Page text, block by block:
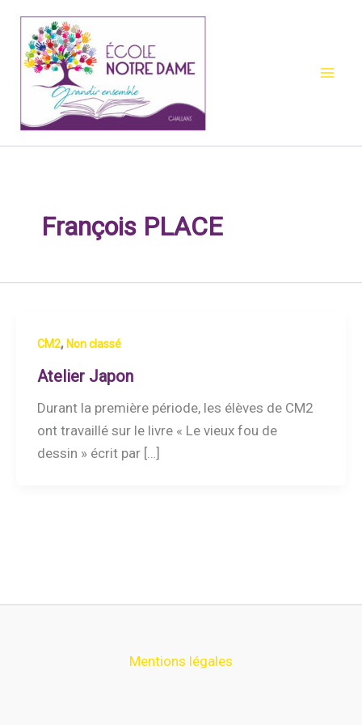
contenu
François PLACE
CM2,Non classé
Atelier Japon
Durant la première période, les élèves de CM2
ont travaillé sur le livre « Le vieux fou de
dessin » écrit par […]
Mentions légales